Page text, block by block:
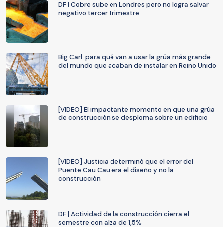
DF | Cobre sube en Londres pero no logra salvar
negativo tercer trimestre
Big Carl: para qué van a usar la grúa más grande
del mundo que acaban de instalar en Reino Unido
[VIDEO] El impactante momento en que una grúa
de construcción se desploma sobre un edificio
[VIDEO] Justicia determinó que el error del
Puente Cau Cau era el diseño y no la
construcción
DF | Actividad de la construcción cierra el
semestre con alza de 1,5%